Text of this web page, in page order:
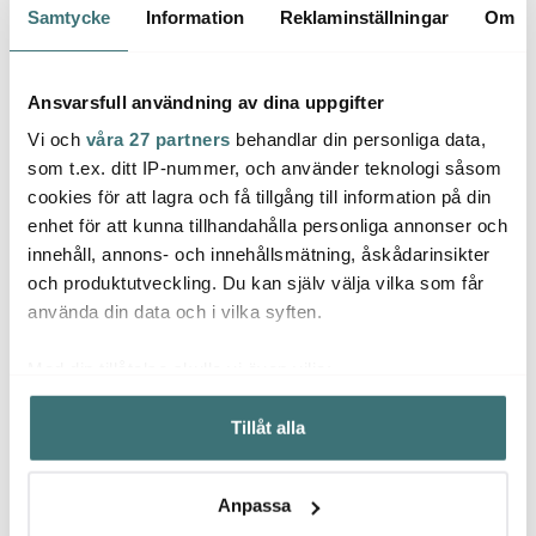
Samtycke Information Reklaminställningar Om
Ansvarsfull användning av dina uppgifter
Vi och våra 27 partners behandlar din personliga data,
som t.ex. ditt IP-nummer, och använder teknologi såsom
cookies för att lagra och få tillgång till information på din
enhet för att kunna tillhandahålla personliga annonser och
innehåll, annons- och innehållsmätning, åskådarinsikter
och produktutveckling. Du kan själv välja vilka som får
använda din data och i vilka syften.
Samla in information om din geografiska plats som
kan ha en noggrannhet på upp till flera meter
Identifiera din enhet genom att aktivt skanna den för
Ta reda på mer om hur dina personliga uppgifter
Tillåt alla
Anpassa
Scanpan
PRO S+ Stekpanna 28
cm Svart
Scanpan
Scanpan Impact
Stekpanna 28 cm